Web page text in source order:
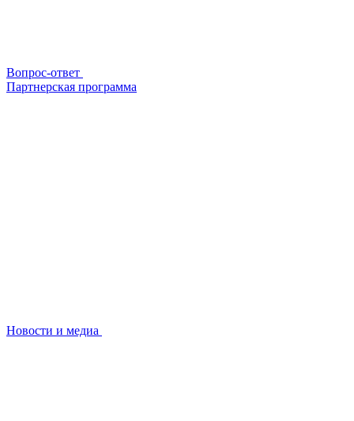
Вопрос-ответ
Партнерская программа
Новости и медиа